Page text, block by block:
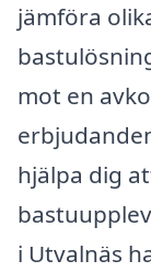
jämföra
mot en
hjälpa dig
i Utvalnäs